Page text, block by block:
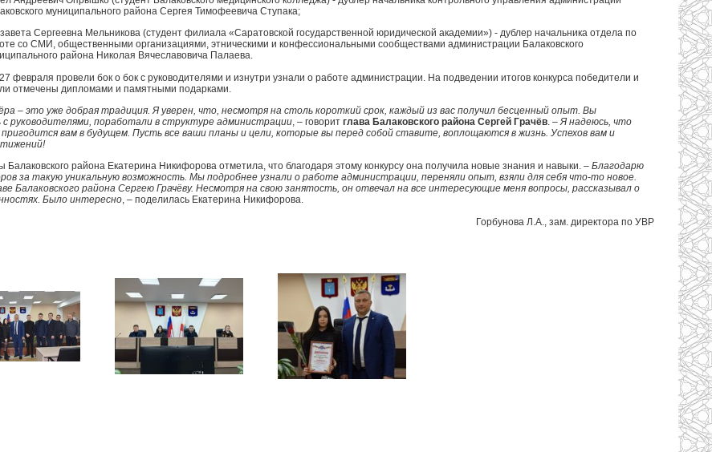
муниципального района Сергея Тимофеевича Ступака;
Сергеевна Мельникова (студент филиала «Саратовской государственной юридической академии») - дублер начальника отдела по
со СМИ, общественными организациями, этническими и конфессиональными сообществами администрации Балаковского
района Николая Вячеславовича Палаева.
февраля провели бок о бок с руководителями и изнутри узнали о работе администрации. На подведении итогов конкурса победители и
отмечены дипломами и памятными подарками.
– это уже добрая традиция. Я уверен, что, несмотря на столь короткий срок, каждый из вас получил бесценный опыт. Вы
с руководителями, поработали в структуре администрации, – говорит глава Балаковского района Сергей Грачёв. –Я надеюсь, что
вам в будущем. Пусть все ваши планы и цели, которые вы перед собой ставите, воплощаются в жизнь. Успехов вам и
Балаковского района Екатерина Никифорова отметила, что благодаря этому конкурсу она получила новые знания и навыки. – Благодарю
за такую уникальную возможность. Мы подробнее узнали о работе администрации, переняли опыт, взяли для себя что-то новое.
Балаковского района Сергею Грачёву. Несмотря на свою занятость, он отвечал на все интересующие меня вопросы, рассказывал о
Было интересно, – поделилась Екатерина Никифорова.
Горбунова Л.А., зам. директора по УВР